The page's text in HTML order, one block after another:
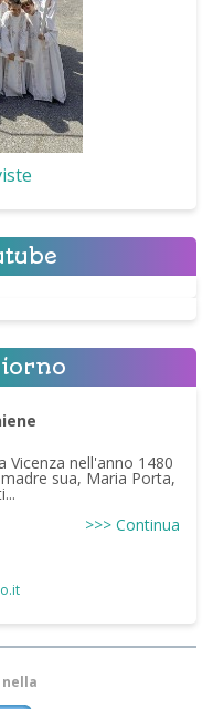
Vicenza nell'anno 1480
sua, Maria Porta,
>>> Continua